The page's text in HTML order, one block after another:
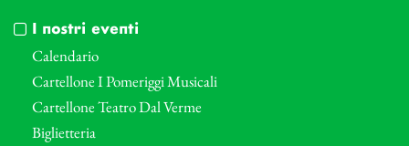
I nostri eventi
Calendario
Cartellone I Pomeriggi Musicali
Cartellone Teatro Dal Verme
Biglietteria